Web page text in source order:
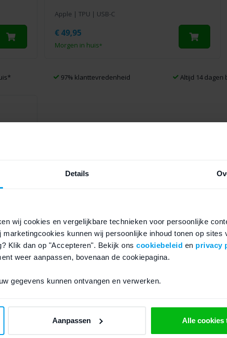
Details
wij cookies en vergelijkbare technieken voor persoonlijke
kunnen wij persoonlijke inhoud tonen op sites
Klik dan op "Accepteren". Bekijk ons cookiebeleid en privacy
weer aanpassen, bovenaan de cookiepagina.
gegevens kunnen ontvangen en verwerken.
Aanpassen Alle cookies
Apple | TPU | USB-C
Morgen in huis*
€49,95
* 97% klanttevredenheid Altijd 14 dagen
- 2